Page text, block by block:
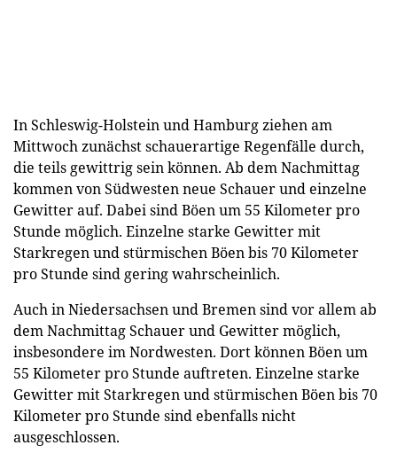
In Schleswig-Holstein und Hamburg ziehen am
Mittwoch zunächst schauerartige Regenfälle durch,
die teils gewittrig sein können. Ab dem Nachmittag
kommen von Südwesten neue Schauer und einzelne
Gewitter auf. Dabei sind Böen um 55 Kilometer pro
Stunde möglich. Einzelne starke Gewitter mit
Starkregen und stürmischen Böen bis 70 Kilometer
pro Stunde sind gering wahrscheinlich.
Auch in Niedersachsen und Bremen sind vor allem ab
dem Nachmittag Schauer und Gewitter möglich,
insbesondere im Nordwesten. Dort können Böen um
55 Kilometer pro Stunde auftreten. Einzelne starke
Gewitter mit Starkregen und stürmischen Böen bis 70
Kilometer pro Stunde sind ebenfalls nicht
ausgeschlossen.